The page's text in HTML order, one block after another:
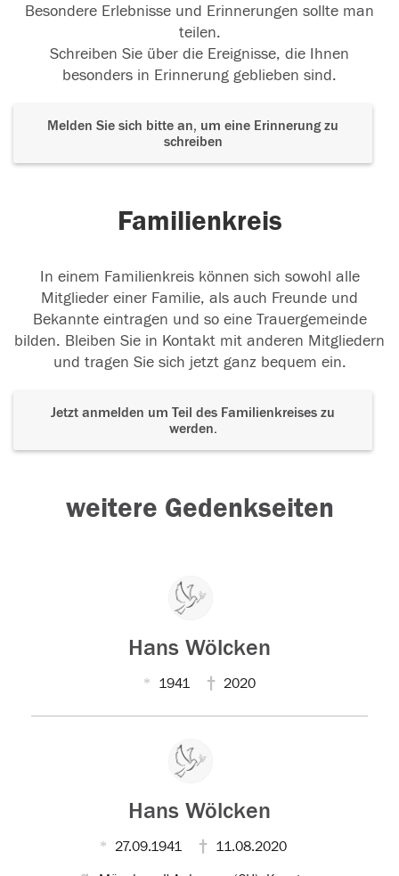
Besondere Erlebnisse und Erinnerungen sollte man
teilen.
Schreiben Sie über die Ereignisse, die Ihnen
besonders in Erinnerung geblieben sind.
Melden Sie sich bitte an, um eine Erinnerung zu
schreiben
Familienkreis
In einem Familienkreis können sich sowohl alle
Mitglieder einer Familie, als auch Freunde und
Bekannte eintragen und so eine Trauergemeinde
bilden. Bleiben Sie in Kontakt mit anderen Mitgliedern
und tragen Sie sich jetzt ganz bequem ein.
Jetzt anmelden um Teil des Familienkreises zu
werden.
weitere Gedenkseiten
Hans Wölcken
1941 2020
Hans Wölcken
27.09.1941 11.08.2020